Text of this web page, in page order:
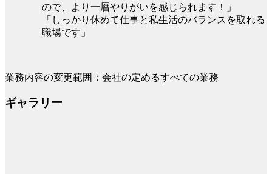
ので、より一層やりがいを感じられます！」
「しっかり休めて仕事と私生活のバランスを取れる
職場です」
業務内容の変更範囲：会社の定めるすべての業務
ギャラリー